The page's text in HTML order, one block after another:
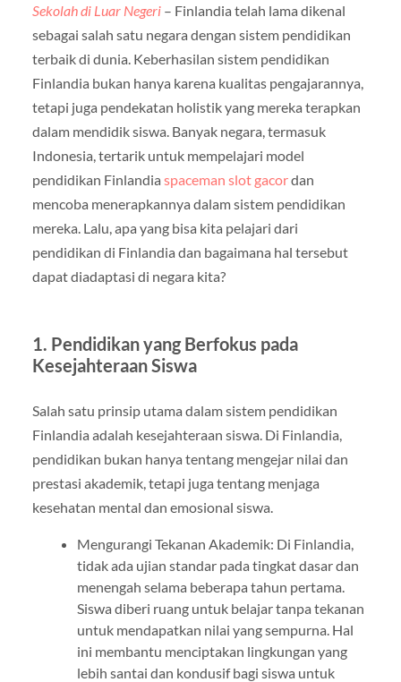
Sekolah di Luar Negeri– Finlandia telah lama dikenal
sebagai salah satu negara dengan sistem pendidikan
terbaik di dunia. Keberhasilan sistem pendidikan
Finlandia bukan hanya karena kualitas pengajarannya,
tetapi juga pendekatan holistik yang mereka terapkan
dalam mendidik siswa. Banyak negara, termasuk
Indonesia, tertarik untuk mempelajari model
pendidikan Finlandia spaceman slot gacordan
mencoba menerapkannya dalam sistem pendidikan
mereka. Lalu, apa yang bisa kita pelajari dari
pendidikan di Finlandia dan bagaimana hal tersebut
dapat diadaptasi di negara kita?
1. Pendidikan yang Berfokus pada
Kesejahteraan Siswa
Salah satu prinsip utama dalam sistem pendidikan
Finlandia adalah kesejahteraan siswa. Di Finlandia,
pendidikan bukan hanya tentang mengejar nilai dan
prestasi akademik, tetapi juga tentang menjaga
kesehatan mental dan emosional siswa.
Mengurangi Tekanan Akademik: Di Finlandia,
tidak ada ujian standar pada tingkat dasar dan
menengah selama beberapa tahun pertama.
Siswa diberi ruang untuk belajar tanpa tekanan
untuk mendapatkan nilai yang sempurna. Hal
ini membantu menciptakan lingkungan yang
lebih santai dan kondusif bagi siswa untuk